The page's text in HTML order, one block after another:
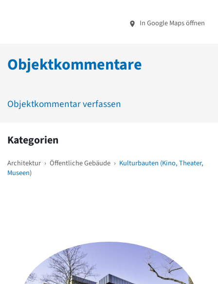
In Google Maps öffnen
Objektkommentare
Objektkommentar verfassen
Kategorien
Architektur › Öffentliche Gebäude › Kulturbauten (Kino, Theater,
Museen)